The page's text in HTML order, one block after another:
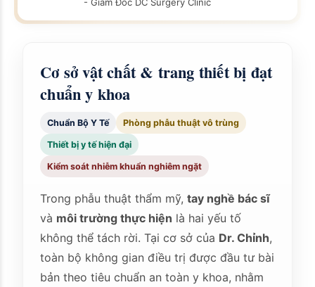
Cơ sở vật chất & trang thiết bị đạt
chuẩn y khoa
Chuẩn Bộ Y Tế Phòng phẫu thuật vô trùng
Thiết bị y tế hiện đại
Kiểm soát nhiễm khuẩn nghiêm ngặt
Trong phẫu thuật thẩm mỹ,tay nghề bác sĩ
và môi trường thực hiện là hai yếu tố
không thể tách rời. Tại cơ sở của Dr. Chỉnh,
toàn bộ không gian điều trị được đầu tư bài
bản theo tiêu chuẩn an toàn y khoa, nhằm